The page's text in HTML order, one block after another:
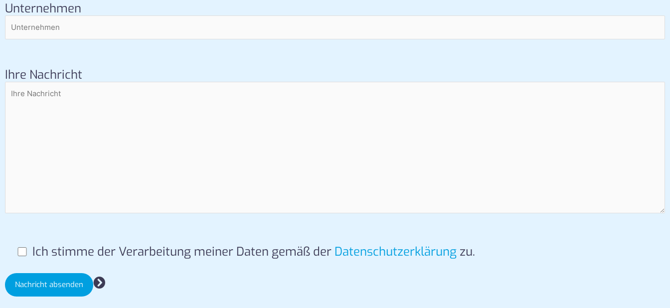
Unternehmen
Ihre Nachricht
Ich stimme der Verarbeitung meiner Daten gemäß der Datenschutzerklärung zu.